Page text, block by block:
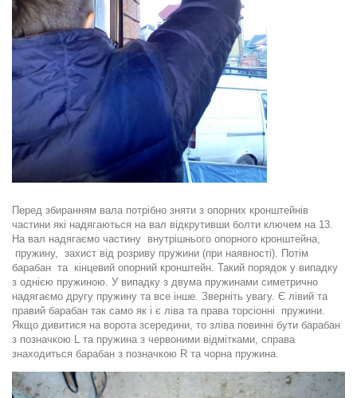
Перед збиранням вала потрібно зняти з опорних кронштейнів
частини які надягаються на вал відкрутивши болти ключем на 13.
На вал надягаємо частину внутрішнього опорного кронштейна
пружину, захист від розриву пружини (при наявності). Потім
барабан та кінцевий опорний кронштейн . Такий порядок у випадку
з однією пружиною. У випадку з двума пружинами симетрично
надягаємо другу пружину та все інше. Зверніть увагу. Є лівий та
правий барабан так само як і є ліва та права торсіонні пружини.
Якщо дивитися на ворота зсередини, то зліва повинні бути барабан
з позначкою
L та пружина з червоними відмітками, справа
знаходиться барабан з позначкою R та чорна пружина.